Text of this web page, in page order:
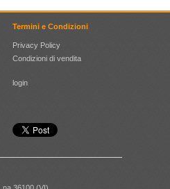
Termini e Condizioni
Privacy Policy
Condizioni di vendita
login